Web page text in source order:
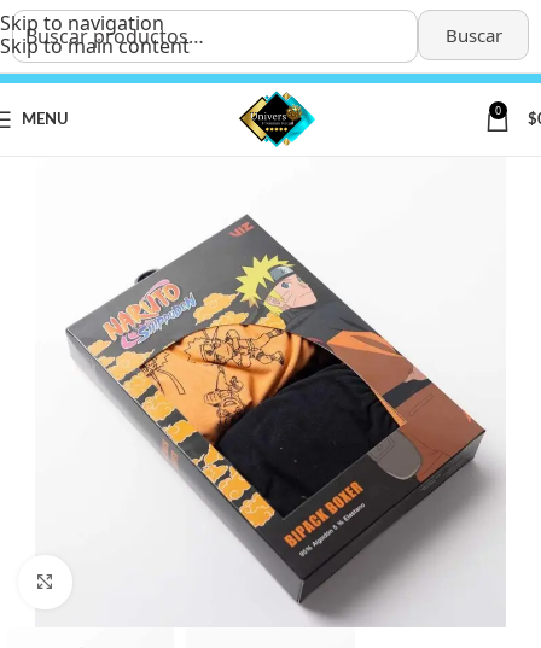
Buscar
Skip to navigation
Skip to main content
MENU
0
$